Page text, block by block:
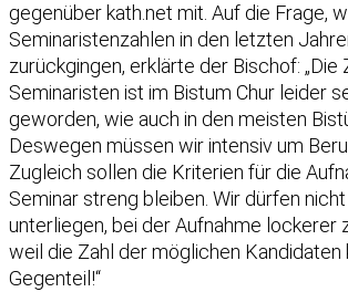
gegenüber kath.net mit. Auf die Frage,
Seminaristenzahlen in den letzten
zurückgingen, erklärte der Bischof: „Die
Seminaristen ist im Bistum Chur leider
geworden, wie auch in den meisten
Deswegen müssen wir intensiv um
Zugleich sollen die Kriterien für die
Seminar streng bleiben. Wir dürfen
unterliegen, bei der Aufnahme lockerer
weil die Zahl der möglichen Kandidaten
Gegenteil!“